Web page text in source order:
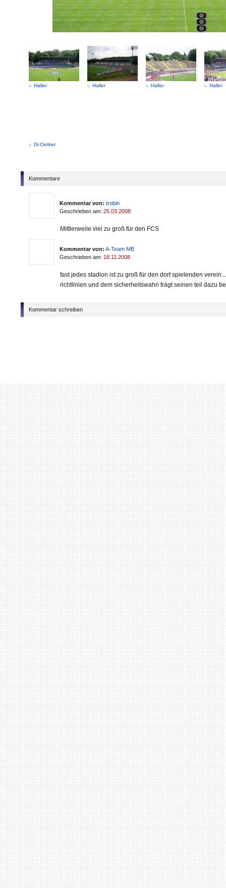
v. Haller v. Haller v. Haller v. Haller
v. Dr.Oetker
Kommentare
Kommentar von: trobin
Geschrieben am: 25.03.2008
Mittlerweile viel zu groß für den FCS
Kommentar von: A-Team MB
Geschrieben am: 18.11.2008
fast jedes stadion ist zu groß für den dort spielenden
richtlinien und dem sicherheitswahn trägt seinen teil dazu
Kommentar schreiben